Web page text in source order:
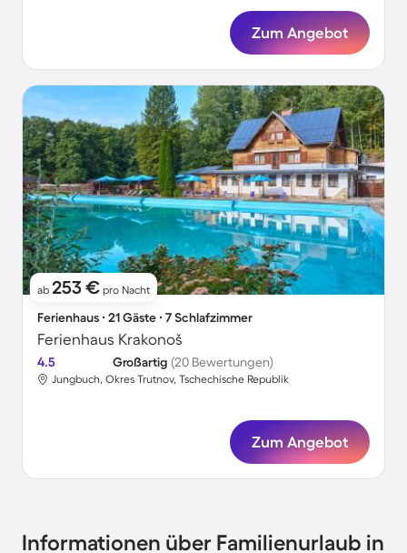
Zum Angebot
ab 253 € pro Nacht
Ferienhaus ∙ 21 Gäste ∙ 7 Schlafzimmer
Ferienhaus Krakonoš
4.5 Großartig (20 Bewertungen)
Jungbuch, Okres Trutnov, Tschechische Republik
Zum Angebot
Informationen über Familienurlaub in